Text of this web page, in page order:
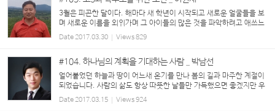
3월은 피곤한 달이다. 해마다 새 학년이 시작되고 새로운 얼굴들을 보
며 새로운 이름을 외워가며 그 아이들의 많은 것을 파악하려고 애쓰느
라 시간에 쫓긴다. 보름이 지나도록 이름이 낯선 아이들, 그 티라도 내
면 마음에 상처 입을까봐 수시로 사진을 ...
Date2017.03.30 Views829
#104. 하나님의 계획을 기대하는 사람 _ 박남선
얼어붙었던 하늘과 땅이 어느새 온기를 만나 봄의 길과 마주한 계절이
되었습니다. 사람의 삶도 항상 따뜻한 날들만 가득했으면 좋겠지만 우
리는 하루에도 혹한의 겨울을, 서늘한 가을을 또 뜨거운 여름과 온화한
봄을 느끼곤 합니다. 통상 우리...
Date2017.03.15 Views924